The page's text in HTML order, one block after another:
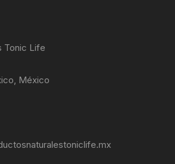
Tonic Life
México